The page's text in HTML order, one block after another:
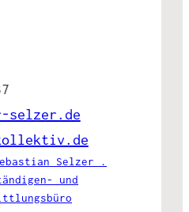
selzer.de